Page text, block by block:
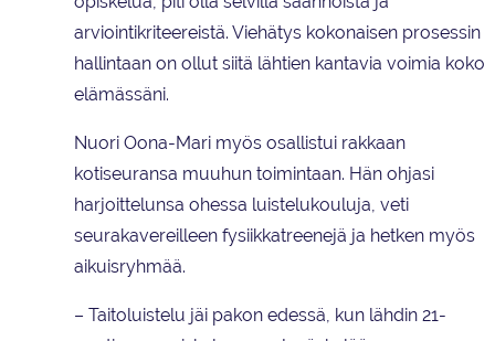
arviointikriteereistä. Viehätys kokonaisen prosessin
hallintaan on ollut siitä lähtien kantavia voimia koko
elämässäni.
Nuori Oona-Mari myös osallistui rakkaan
kotiseuransa muuhun toimintaan. Hän ohjasi
harjoittelunsa ohessa luistelukouluja, veti
seurakavereilleen fysiikkatreenejä ja hetken myös
aikuisryhmää.
– Taitoluistelu jäi pakon edessä, kun lähdin 21-